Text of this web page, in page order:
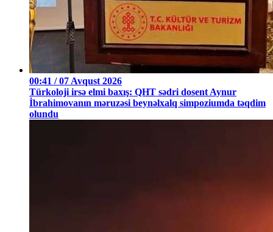
00:41 / 07 Avqust 2026
Türkoloji irsə elmi baxış: QHT sədri dosent Aynur
İbrahimovanın məruzəsi beynəlxalq simpoziumda təqdim
olundu